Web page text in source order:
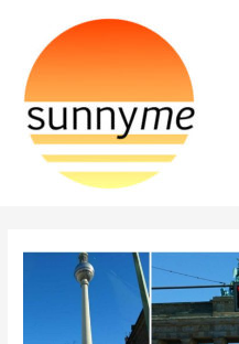
springen